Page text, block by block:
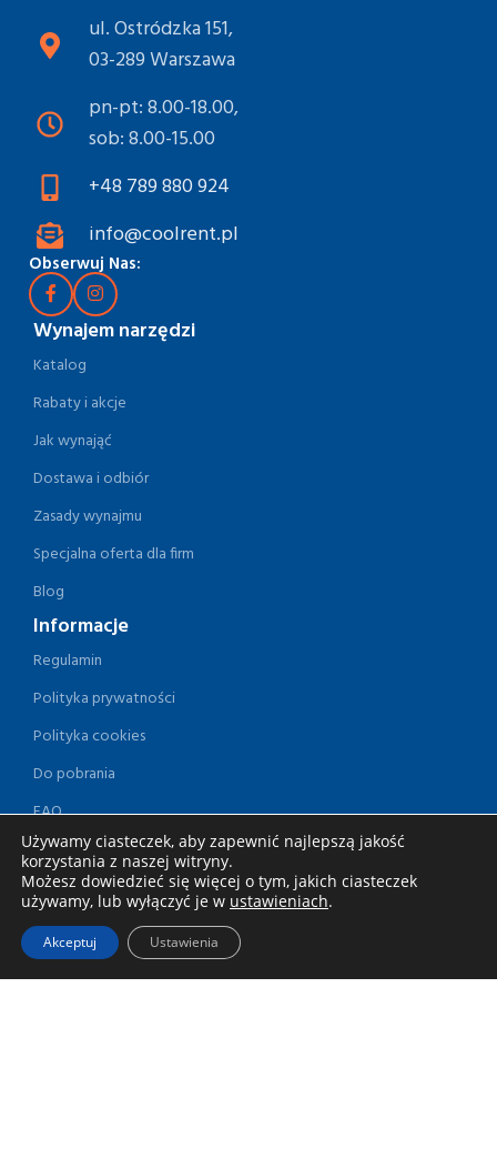
ul. Ostródzka 151,
03-289 Warszawa
pn-pt: 8.00-18.00,
sob: 8.00-15.00
+48 789 880 924
info@coolrent.pl
Obserwuj Nas:
Wynajem narzędzi
Katalog
Rabaty i akcje
Jak wynająć
Dostawa i odbiór
Zasady wynajmu
Specjalna oferta dla firm
Blog
Informacje
Regulamin
Polityka prywatności
Polityka cookies
Do pobrania
FAQ
Kontakt
Wybierz kategorię
Obróbka drewna
Obróbka betonu, gładzi, glazury
Używamy ciasteczek, aby zapewnić najlepszą jakość
korzystania z naszej witryny.
Możesz dowiedzieć się więcej o tym, jakich ciasteczek
używamy, lub wyłączyć je w ustawieniach.
Akceptuj Ustawienia